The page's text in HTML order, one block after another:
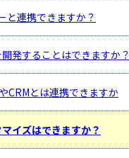
と連携できますか？
発することはできますか？
CRMとは連携できますか
イズはできますか？